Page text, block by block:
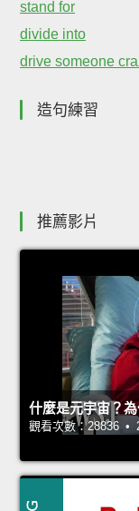
stand for
divide into
drive someone
造句練習
推薦影片
什麼是元宇宙？
觀看次數：28836 •